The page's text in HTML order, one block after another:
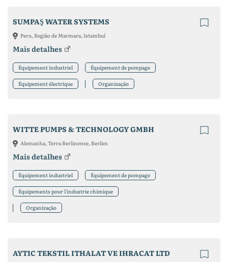
SUMPAŞ WATER SYSTEMS
Peru, Região de Marmara, Istambul
Mais detalhes
Équipement industriel Équipement de pompage
Équipement électrique Organização
WITTE PUMPS & TECHNOLOGY GMBH
Alemanha, Terra Berlinense, Berlim
Mais detalhes
Équipement industriel Équipement de pompage
Équipements pour l'industrie chimique
Organização
AYTIC TEKSTIL ITHALAT VE IHRACAT LTD